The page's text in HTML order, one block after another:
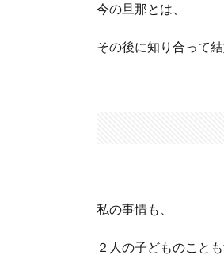
今の旦那とは、
その後に知り合って結
私の事情も、
２人の子どものこと